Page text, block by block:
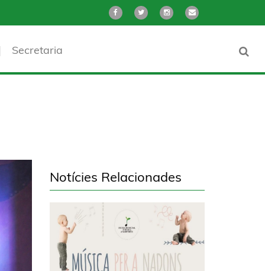
Secretaria
Notícies Relacionades